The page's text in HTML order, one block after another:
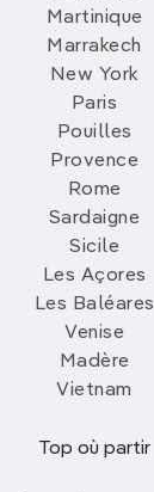
Martinique
Marrakech
New York
Paris
Pouilles
Provence
Rome
Sardaigne
Sicile
Les Açores
Les Baléares
Venise
Madère
Vietnam
Top où partir